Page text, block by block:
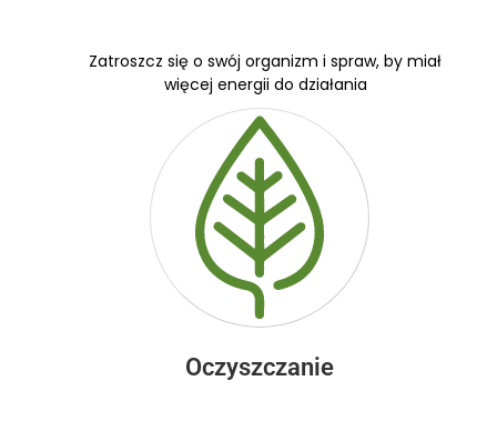
Zatroszcz się o swój organizm i spraw, by miał
więcej energii do działania
Oczyszczanie